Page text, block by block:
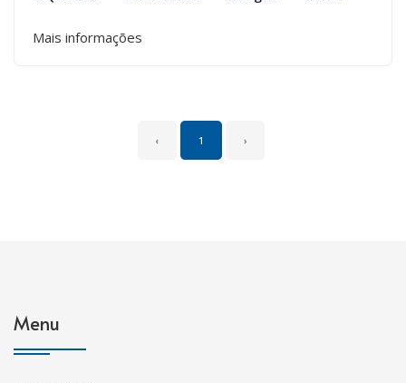
Mais informações
‹ 1 ›
Menu